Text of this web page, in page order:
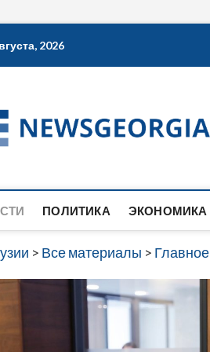
2026
ПОЛИТИКА ЭКОНОМИКА
> Все материалы > Главное